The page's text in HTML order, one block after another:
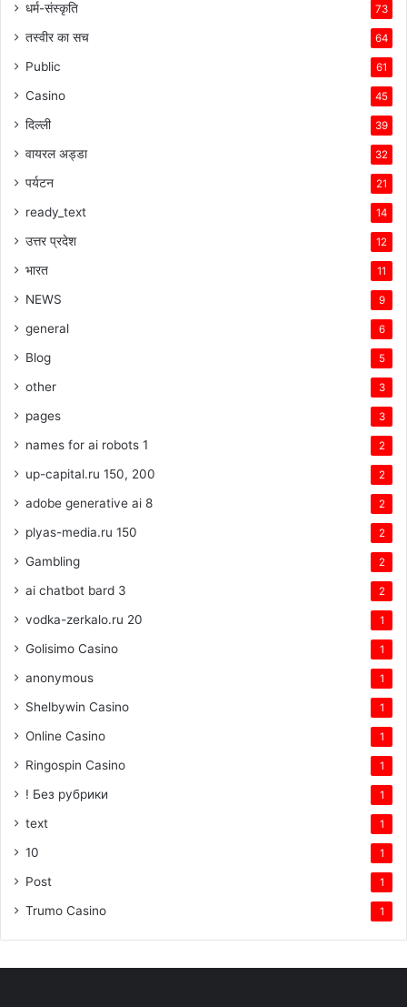
धर्म-संस्कृति 73
तस्वीर का सच 64
Public 61
Casino 45
दिल्ली 39
वायरल अड्डा 32
पर्यटन 21
ready_text 14
उत्तर प्रदेश 12
भारत 11
NEWS 9
general 6
Blog 5
other 3
pages 3
names for ai robots 1 2
up-capital.ru 150, 200 2
adobe generative ai 8 2
plyas-media.ru 150 2
Gambling 2
ai chatbot bard 3 2
vodka-zerkalo.ru 20 1
Golisimo Casino 1
anonymous 1
Shelbywin Casino 1
Online Casino 1
Ringospin Casino 1
! Без рубрики 1
text 1
10 1
Post 1
Trumo Casino 1